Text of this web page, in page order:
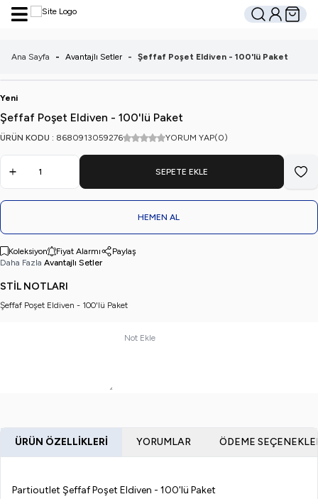
Hesabım
Sepetim
Ana Sayfa - Avantajlı Setler - Şeffaf Poşet Eldiven - 100'lü Paket
Yeni
Şeffaf Poşet Eldiven - 100'lü Paket
ÜRÜN KODU : 8680913059276 YORUM YAP(0)
SEPETE EKLE
HEMEN AL
Koleksiyon Fiyat Alarmı
Paylaş
Daha Fazla Avantajlı Setler
STİL NOTLARI
Şeffaf Poşet Eldiven - 100'lü Paket
Not Ekle
ÜRÜN ÖZELLIKLERI YORUMLAR ÖDEME
Partioutlet Şeffaf Poşet Eldiven - 100'lü Paket